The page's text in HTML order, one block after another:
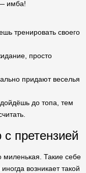
имба!
тренировать своего
просто
придают веселья
до топа, тем
претензией
миленькая. Такие себе
возникает такой